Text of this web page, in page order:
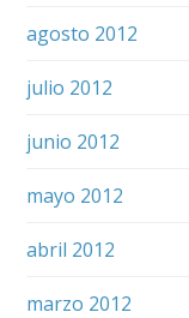
agosto 2012
julio 2012
junio 2012
mayo 2012
abril 2012
marzo 2012